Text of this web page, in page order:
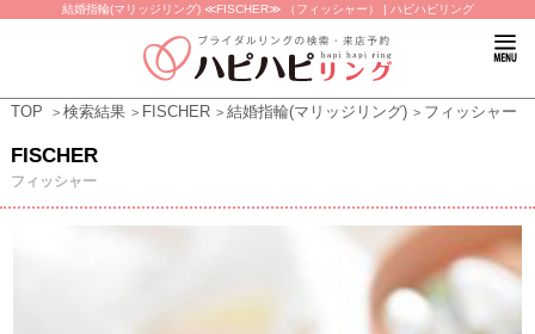
結婚指輪(マリッジリング) ≪FISCHER≫ （フィッシャー） | ハピハピリング
TOP 検索結果 FISCHER 結婚指輪(マリッジリング) フィッシャー
FISCHER
フィッシャー